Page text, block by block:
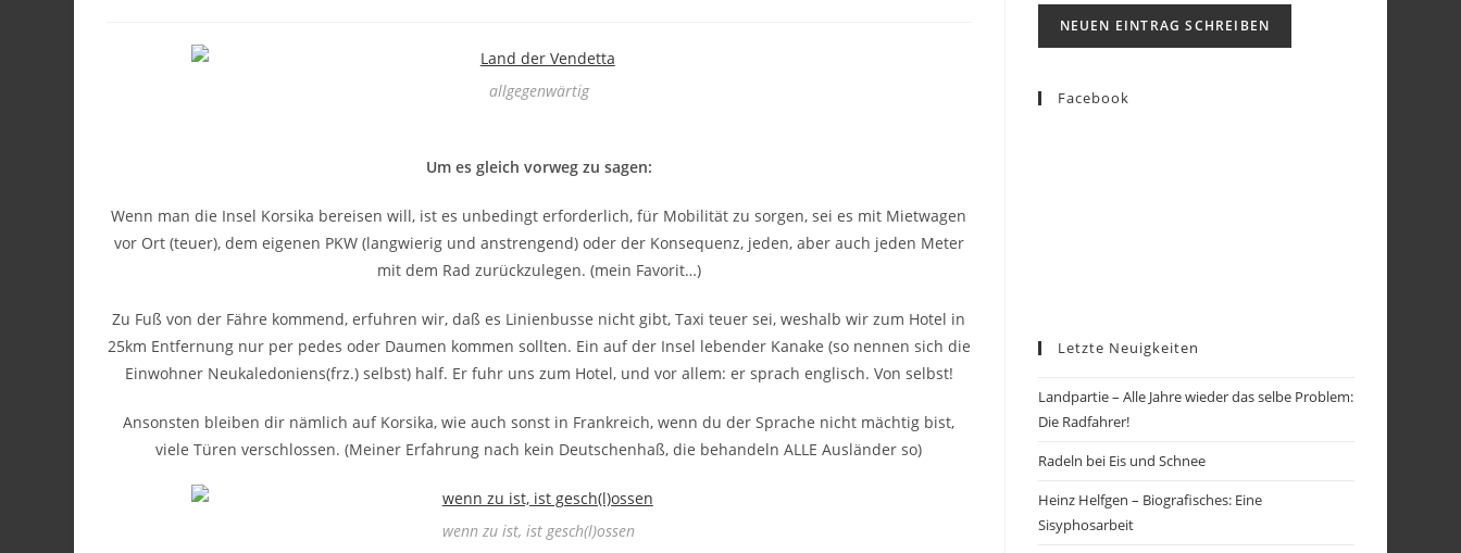
allgegenwärtig
Um es gleich vorweg zu sagen:
Wenn man die Insel Korsika bereisen will, ist es unbedingt erforderlich, für Mobilität zu sorgen, sei es mit Mietwagen
vor Ort (teuer), dem eigenen PKW (langwierig und anstrengend) oder der Konsequenz, jeden, aber auch jeden Meter
mit dem Rad zurückzulegen. (mein Favorit…)
Zu Fuß von der Fähre kommend, erfuhren wir, daß es Linienbusse nicht gibt, Taxi teuer sei, weshalb wir zum Hotel in
25km Entfernung nur per pedes oder Daumen kommen sollten. Ein auf der Insel lebender Kanake (so nennen sich die
Einwohner Neukaledoniens(frz.) selbst) half. Er fuhr uns zum Hotel, und vor allem: er sprach englisch. Von selbst!
Ansonsten bleiben dir nämlich auf Korsika, wie auch sonst in Frankreich, wenn du der Sprache nicht mächtig bist,
viele Türen verschlossen. (Meiner Erfahrung nach kein Deutschenhaß, die behandeln ALLE Ausländer so)
wenn zu ist, ist gesch(l)ossen
Facebook
Letzte Neuigkeiten
Landpartie – Alle Jahre wieder das selbe Problem:
Die Radfahrer!
Radeln bei Eis und Schnee
Heinz Helfgen – Biografisches: Eine
Sisyphosarbeit